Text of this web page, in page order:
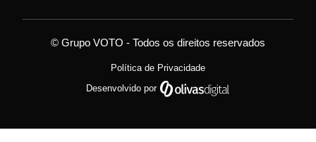
© Grupo VOTO - Todos os direitos reservados
Política de Privacidade
Desenvolvido por